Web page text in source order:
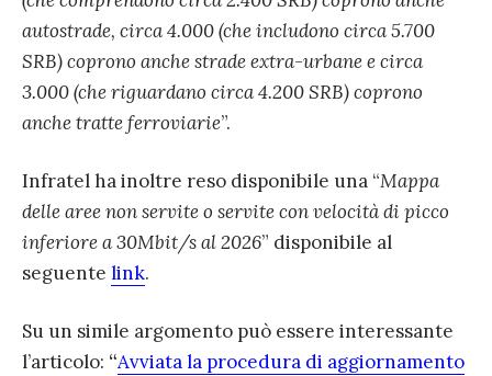
autostrade, circa 4.000 (che includono circa 5.700
SRB) coprono anche strade extra-urbane e circa
3.000 (che riguardano circa 4.200 SRB) coprono
anche tratte ferroviarie”.
Infratel ha inoltre reso disponibile una “Mappa
delle aree non servite o servite con velocità di picco
inferiore a 30Mbit/s al 2026” disponibile al
seguente link.
Su un simile argomento può essere interessante
l’articolo: “Avviata la procedura di aggiornamento